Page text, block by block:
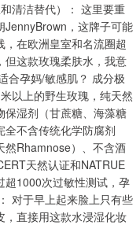
清洁替代）： 这里要重
JennyBrown，这牌子可能
在欧洲皇室和名流圈超
但这款玫瑰柔肤水，我意
合孕妈/敏感肌？ 成分极
以上的野生玫瑰，纯天然
保湿剂（甘蔗糖、海藻糖
不含传统化学防腐剂
然Rhamnose）、不含酒
天然认证和NATRUE
超1000次过敏性测试，孕
对于早上起来脸上只有些
，直接用这款水浸湿化妆